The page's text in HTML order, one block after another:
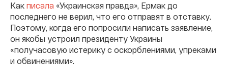
Как писала «Украинская правда», Ермак до
последнего не верил, что его отправят в отставку.
Поэтому, когда его попросили написать заявление,
он якобы устроил президенту Украины
«получасовую истерику с оскорблениями, упреками
и обвинениями».